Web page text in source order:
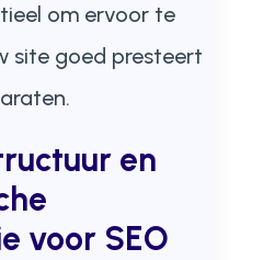
om ervoor te
site goed presteert
en
voor SEO